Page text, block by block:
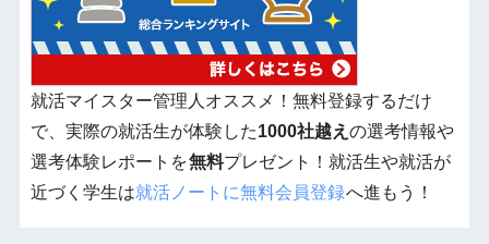
就活マイスター管理人オススメ！無料登録するだけ
で、実際の就活生が体験した1000社越え の選考情報や
選考体験レポートを無料プレゼント！就活生や就活が
近づく学生は就活ノートに無料会員登録へ進もう！